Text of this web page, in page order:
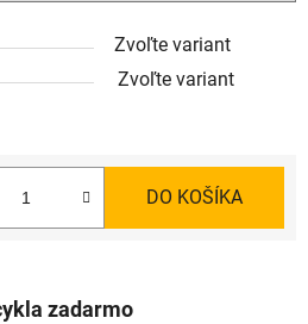
Zvoľte variant
Zvoľte variant
DO KOŠÍKA
zadarmo